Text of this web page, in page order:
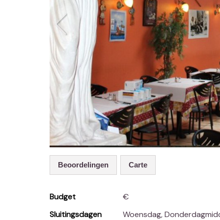
Beoordelingen Carte
Budget
€
Sluitingsdagen
Woensdag,